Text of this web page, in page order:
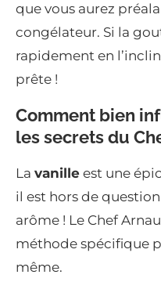
que vous aurez
congélateur. Si la
rapidement en
prête !
Comment bien
les secrets du
La vanille est une
il est hors de
arôme ! Le Chef
méthode spécifique
même.